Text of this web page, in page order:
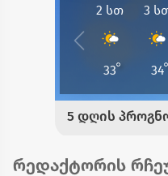
რედაქტორის